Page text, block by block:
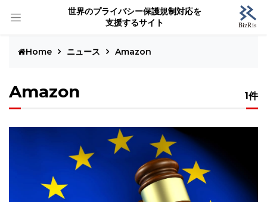
世界のプライバシー保護規制対応を
支援するサイト
Home ニュース Amazon
Amazon 1件